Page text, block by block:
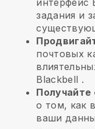
интерфейс
задания и
почтовых
Blackbell .
Получайте
о том, как
ваши